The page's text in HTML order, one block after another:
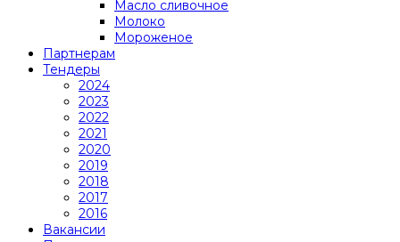
Масло сливочное
Молоко
Мороженое
Партнерам
Тендеры
2024
2023
2022
2021
2020
2019
2018
2017
2016
Вакансии